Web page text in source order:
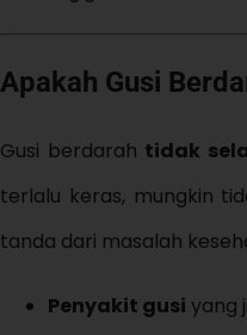
Apakah Gusi
Gusi berdarah tidak
terlalu keras, mungkin
tanda dari masalah
Penyakit gusi yang